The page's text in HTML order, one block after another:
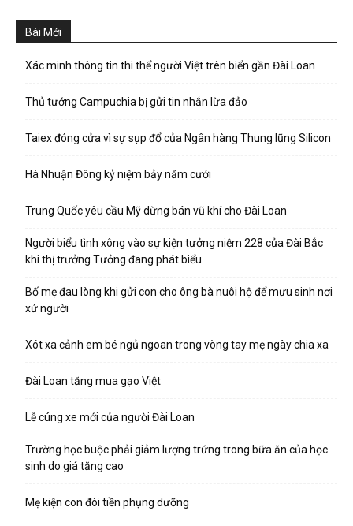
Bài Mới
Xác minh thông tin thi thể người Việt trên biển gần Đài Loan
Thủ tướng Campuchia bị gửi tin nhắn lừa đảo
Taiex đóng cửa vì sự sụp đổ của Ngân hàng Thung lũng Silicon
Hà Nhuận Đông kỷ niệm bảy năm cưới
Trung Quốc yêu cầu Mỹ dừng bán vũ khí cho Đài Loan
Người biểu tình xông vào sự kiện tưởng niệm 228 của Đài Bắc
khi thị trưởng Tưởng đang phát biểu
Bố mẹ đau lòng khi gửi con cho ông bà nuôi hộ để mưu sinh nơi
xứ người
Xót xa cảnh em bé ngủ ngoan trong vòng tay mẹ ngày chia xa
Đài Loan tăng mua gạo Việt
Lễ cúng xe mới của người Đài Loan
Trường học buộc phải giảm lượng trứng trong bữa ăn của học
sinh do giá tăng cao
Mẹ kiện con đòi tiền phụng dưỡng